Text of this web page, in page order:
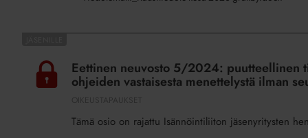
neuvosto
5/2024:
puutteellinen
Eettinen neuvosto 5/2024: puutteellinen
ohjeiden vastaisesta menettelystä ilman
Tämä osio on rajattu Isännöintiliiton jäsenyritysten